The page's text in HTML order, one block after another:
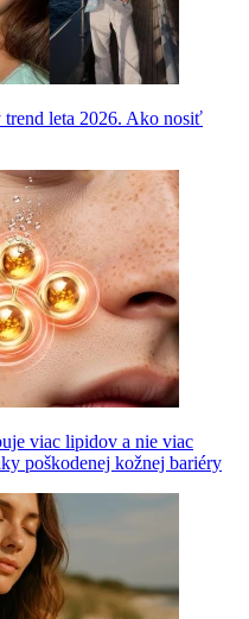
leta 2026. Ako nosiť
viac lipidov a nie viac
poškodenej kožnej bariéry